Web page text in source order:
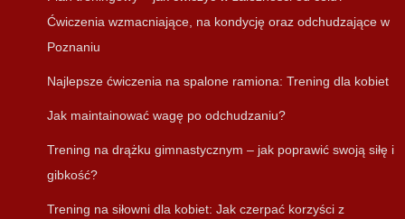
Ćwiczenia wzmacniające, na kondycję oraz odchudzające w
Poznaniu
Najlepsze ćwiczenia na spalone ramiona: Trening dla kobiet
Jak maintainować wagę po odchudzaniu?
Trening na drążku gimnastycznym – jak poprawić swoją siłę i
gibkość?
Trening na siłowni dla kobiet: Jak czerpać korzyści z